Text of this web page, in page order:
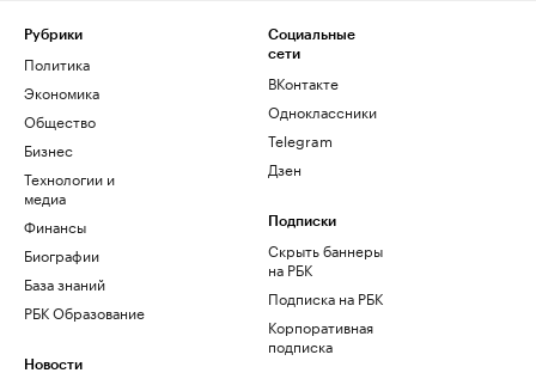
Рубрики
Политика
Экономика
Общество
Бизнес
Технологии и
медиа
Финансы
Биографии
База знаний
РБК Образование
Новости
Социальные
сети
ВКонтакте
Одноклассники
Telegram
Дзен
Подписки
Скрыть баннеры
на РБК
Подписка на РБК
Корпоративная
подписка